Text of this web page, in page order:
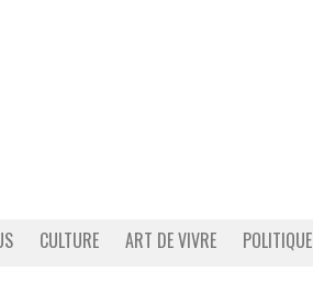
CULTURE ART DE VIVRE POLITIQUE